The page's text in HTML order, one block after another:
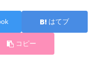
はてブ
コピー